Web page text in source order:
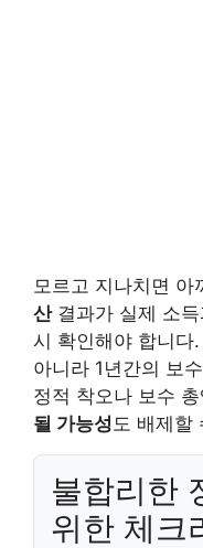
모르고 지나치면 아
산결과가 실제 소득
시 확인해야 합니다
아니라 1년간의 보
정적 착오나 보수
될 가능성 도 배제할
불합리한
위한 체크